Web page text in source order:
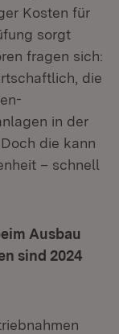
Kosten für
sorgt
fragen sich:
die
in der
die kann
– schnell
Ausbau
sind 2024